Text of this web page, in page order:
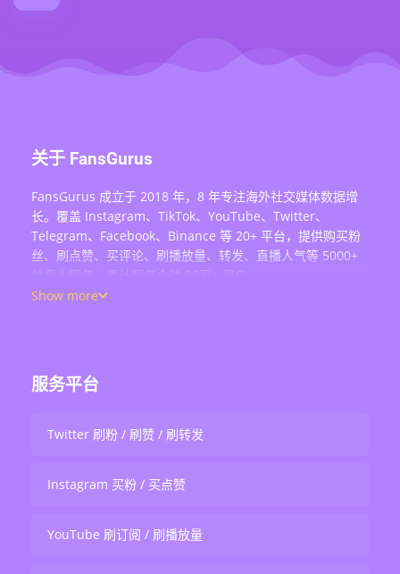
关于 FansGurus
FansGurus 成立于 2018 年，8 年专注海外社交媒体数据增
长。覆盖 Instagram、TikTok、YouTube、Twitter、
Telegram、Facebook、Binance 等 20+ 平台，提供购买粉
丝、刷点赞、买评论、刷播放量、转发、直播人气等 5000+
种真人服务，累计服务全球 20万+ 用户。
Show more
服务平台
Twitter 刷粉 / 刷赞 / 刷转发
Instagram 买粉 / 买点赞
YouTube 刷订阅 / 刷播放量